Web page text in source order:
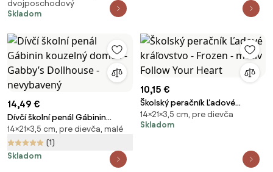
Paw Patrol - motív Skye a
Everest
dvojposchodový
Skladom
14,49 €
Dívčí školní penál Gábinin
kouzelný domek - Gabby’s
Dollhouse - nevybavený
14×21×3,5 cm, pre dievča, malé
(1)
Skladom
10,15 €
Školský peračník Ľadové
kráľovstvo - Frozen - motív
Follow Your Heart
14×21×3,5 cm, pre dievča
Skladom